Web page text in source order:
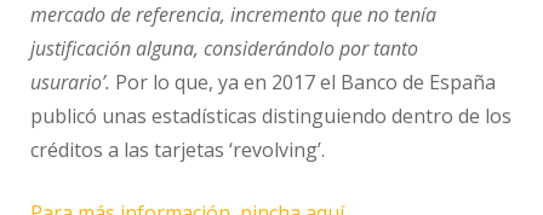
mercado de referencia, incremento que no tenía
justificación alguna, considerándolo por tanto
usurario’. Por lo que, ya en 2017 el Banco de España
publicó unas estadísticas distinguiendo dentro de los
créditos a las tarjetas ‘revolving’.